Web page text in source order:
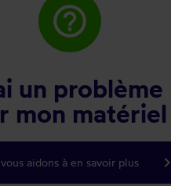
help_outline
un problème
mon matériel
aidons à en savoir plus keyboard_arrow_right